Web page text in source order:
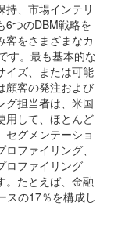
持、市場インテリ
6つのDBM戦略を
客をさまざまなカ
す。最も基本的な
イズ、または可能
顧客の発注および
グ担当者は、米国
用して、ほとんど
セグメンテーショ
ファイリング、
ロファイリング
。たとえば、金融
スの17％を構成し